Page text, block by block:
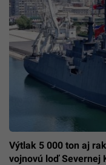
Výtlak 5 000 ton aj
vojnovú loď Severnej